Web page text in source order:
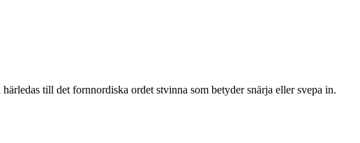
till det fornnordiska ordet stvinna som betyder snärja eller svepa in.